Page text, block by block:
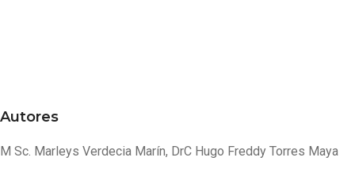
Autores
M Sc. Marleys Verdecia Marín, DrC Hugo Freddy Torres Maya